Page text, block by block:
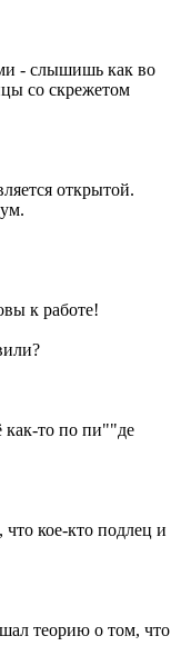
- слышишь как во
со скрежетом
открытой.
к работе!
как-то по пи""де
кое-кто подлец и
теорию о том, что